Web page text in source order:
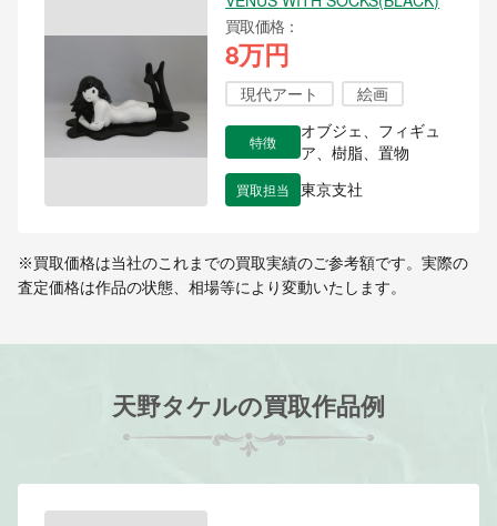
買取価格
8万円
現代アート 絵画
特徴
オブジェ、フィギュ
ア、樹脂、置物
買取担当 東京支社
※買取価格は当社のこれまでの買取実績のご参考額です。実際の
査定価格は作品の状態、相場等により変動いたします。
天野タケルの買取作品例